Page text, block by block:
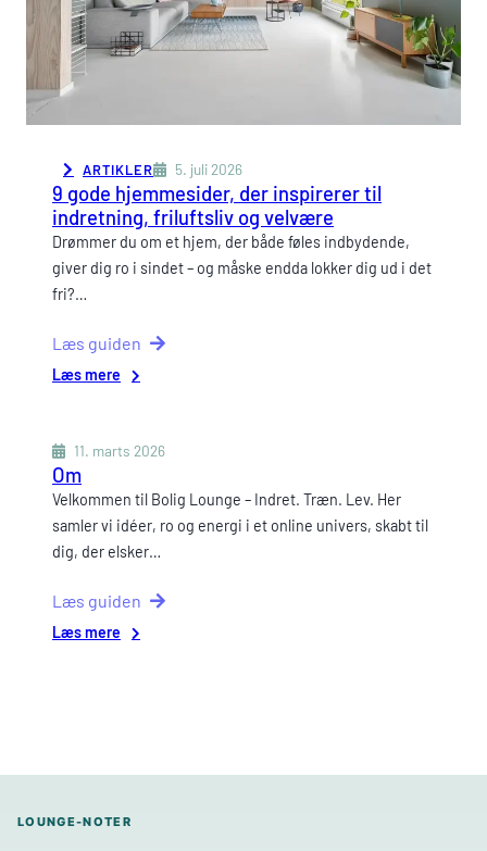
ARTIKLER 5. juli 2026
9 gode hjemmesider, der inspirerer til
indretning, friluftsliv og velvære
Drømmer du om et hjem, der både føles indbydende,
giver dig ro i sindet – og måske endda lokker dig ud i det
fri?…
Læs guiden
Læs mere
hjemmesider,
inspirerer
til
indretning,
velvære
11. marts 2026
Om
Velkommen til Bolig Lounge – Indret. Træn. Lev. Her
samler vi idéer, ro og energi i et online univers, skabt til
dig, der elsker…
Læs guiden
Læs mere
LOUNGE-NOTER